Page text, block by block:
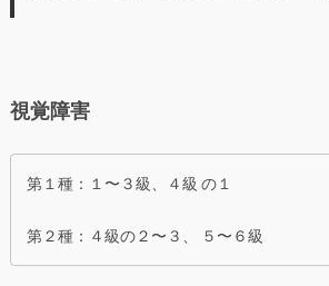
視覚障害
第１種：１〜３級、４級 の１
第２種：４級の２〜３、 ５〜６級